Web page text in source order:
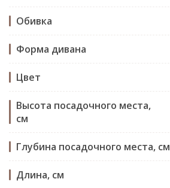
Обивка
Форма дивана
Цвет
Высота посадочного места,
см
Глубина посадочного места, см
Длина, см